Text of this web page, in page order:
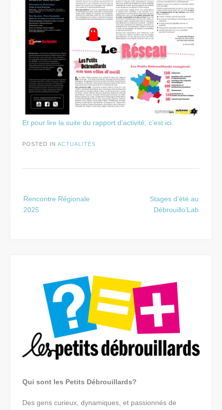
Et pour lire la suite du rapport d’activité, c’est ici.
POSTED IN ACTUALITÉS
navigation
Rencontre Régionale
2025
Stages d’été au
Débrouillo’Lab
Qui sont les Petits Débrouillards?
Des gens curieux, dynamiques, et passionnés de